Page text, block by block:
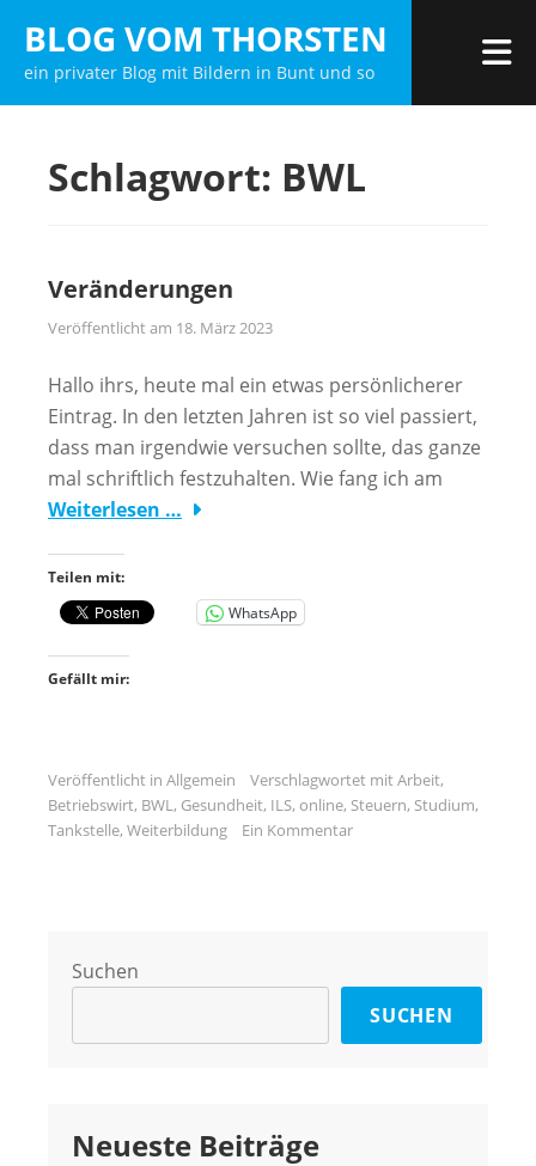
Inhalt
springen
BLOG VOM THORSTEN
ein privater Blog mit Bildern in Bunt und so
Schlagwort: BWL
Veränderungen
Veröffentlicht am 18. März 2023
Hallo ihrs, heute mal ein etwas persönlicherer
Eintrag. In den letzten Jahren ist so viel passiert,
dass man irgendwie versuchen sollte, das ganze
mal schriftlich festzuhalten. Wie fang ich am
Weiterlesen …
Teilen mit:
WhatsApp
Gefällt mir:
Veröffentlicht in Allgemein Verschlagwortet mitArbeit,
Betriebswirt, BWL, Gesundheit, ILS, online, Steuern, Studium,
Tankstelle, Weiterbildung Ein Kommentar
Suchen
SUCHEN
Neueste Beiträge